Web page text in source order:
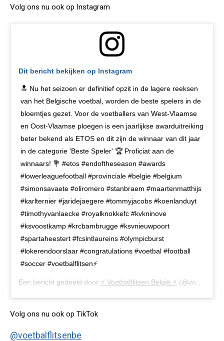
Volg ons nu ook op Instagram
Dit bericht bekijken op Instagram
🔝 Nu het seizoen er definitief opzit in de lagere reeksen
van het Belgische voetbal, worden de beste spelers in de
bloemtjes gezet. Voor de voetballers van West-Vlaamse
en Oost-Vlaamse ploegen is een jaarlijkse awarduitreiking
beter bekend als ETOS en dit zijn de winnaar van dit jaar
in de categorie 'Beste Speler' 🏆 Proficiat aan de
winnaars! 💐 #etos #endoftheseason #awards
#lowerleaguefootball #provinciale #belgie #belgium
#simonsavaete #oliromero #stanbraem #maartenmatthijs
#karlternier #jaridejaegere #tommyjacobs #koenlanduyt
#timothyvanlaecke #royalknokkefc #kvkninove
#ksvoostkamp #krcbambrugge #ksvnieuwpoort
#spartaheestert #fcsintlaureins #olympicburst
#lokerendoorslaar #congratulations #voetbal #football
#soccer #voetbalflitsen⚡️
Een bericht gedeeld door ⚡️ Voetbalflitsen België ⚡️ (@voetbalflitsen.be) op
Volg ons nu ook op TikTok
@voetbalflitsenbe